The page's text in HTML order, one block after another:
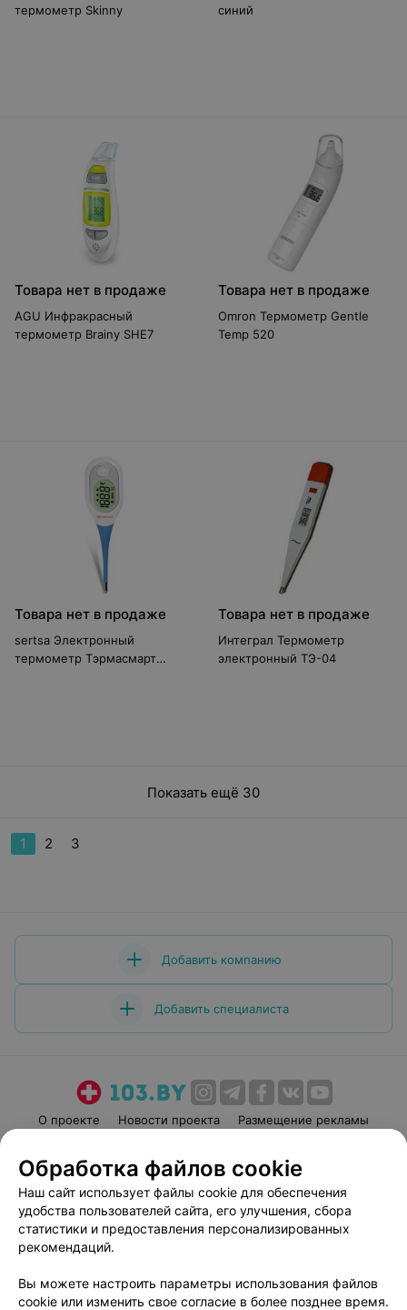
термометр Skinny
синий
Товара нет в продаже
AGU Инфракрасный
термометр Brainy SHE7
Товара нет в продаже
Omron Термометр Gentle
Temp 520
Товара нет в продаже
sertsa Электронный
термометр Тэрмасмарт
Товара нет в продаже
Интеграл Термометр
электронный ТЭ-04
Показать ещё 30
1 2 3
Добавить компанию
Добавить специалиста
О проекте Новости проекта
Размещение рекламы
Пользовательское соглашение
Способы оплаты
Вакансии
Партнеры
Написать руководителю 103.by
Обработка персональных данных
Обработка файлов cookie
Наш сайт использует файлы cookie для обеспечения
удобства пользователей сайта, его улучшения, сбора
статистики и предоставления персонализированных
рекомендаций.
Вы можете настроить параметры использования файлов
cookie или изменить свое согласие в более позднее время.